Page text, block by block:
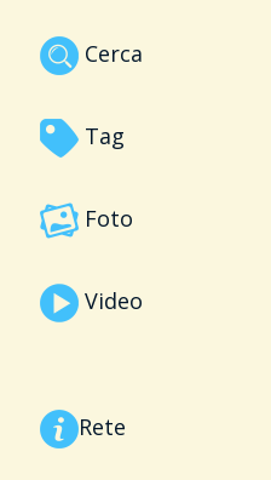
Cerca
Tag
Foto
Video
Rete